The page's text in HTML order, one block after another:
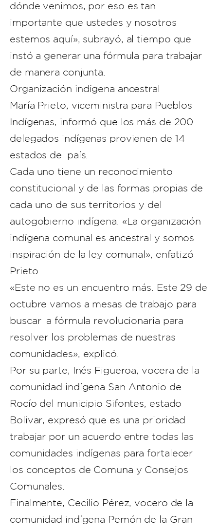
dónde venimos, por eso es tan
importante que ustedes y nosotros
estemos aquí», subrayó, al tiempo que
instó a generar una fórmula para trabajar
de manera conjunta.
Organización indígena ancestral
María Prieto, viceministra para Pueblos
Indígenas, informó que los más de 200
delegados indígenas provienen de 14
estados del país.
Cada uno tiene un reconocimiento
constitucional y de las formas propias de
cada uno de sus territorios y del
autogobierno indígena. «La organización
indígena comunal es ancestral y somos
inspiración de la ley comunal», enfatizó
Prieto.
«Este no es un encuentro más. Este 29 de
octubre vamos a mesas de trabajo para
buscar la fórmula revolucionaria para
resolver los problemas de nuestras
comunidades», explicó.
Por su parte, Inés Figueroa, vocera de la
comunidad indígena San Antonio de
Rocío del municipio Sifontes, estado
Bolivar, expresó que es una prioridad
trabajar por un acuerdo entre todas las
comunidades indígenas para fortalecer
los conceptos de Comuna y Consejos
Comunales.
Finalmente, Cecilio Pérez, vocero de la
comunidad indígena Pemón de la Gran